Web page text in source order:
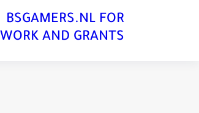
BSGAMERS.NL FOR
WORK AND GRANTS